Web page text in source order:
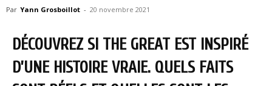
Par Yann Grosboillot - 20 novembre 2021
DÉCOUVREZ SI THE GREAT EST INSPIRÉ
D’UNE HISTOIRE VRAIE. QUELS FAITS